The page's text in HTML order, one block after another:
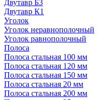
Двутавр Б3
Двутавр К1
Уголок
Уголок неравнополочный
Уголок равнополочный
Полоса
Полоса стальная 100 мм
Полоса стальная 120 мм
Полоса стальная 150 мм
Полоса стальная 20 мм
Полоса стальная 200 мм